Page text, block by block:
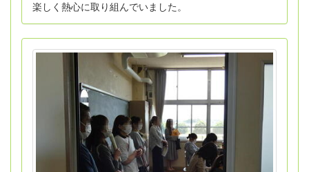
楽しく熱心に取り組んでいました。